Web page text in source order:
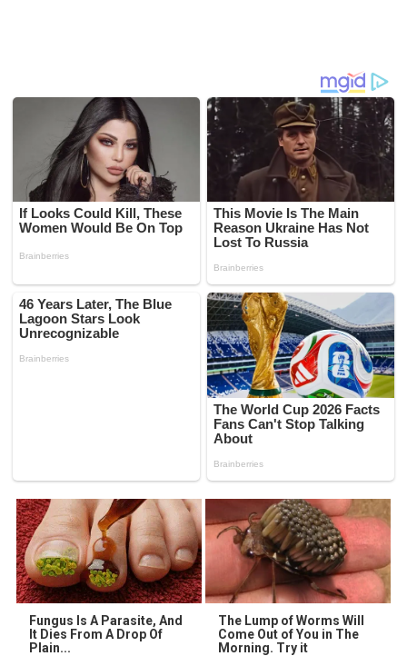
Fungus Is A Parasite, And
It Dies From A Drop Of
Plain...
The Lump of Worms Will
Come Out of You in The
Morning. Try it